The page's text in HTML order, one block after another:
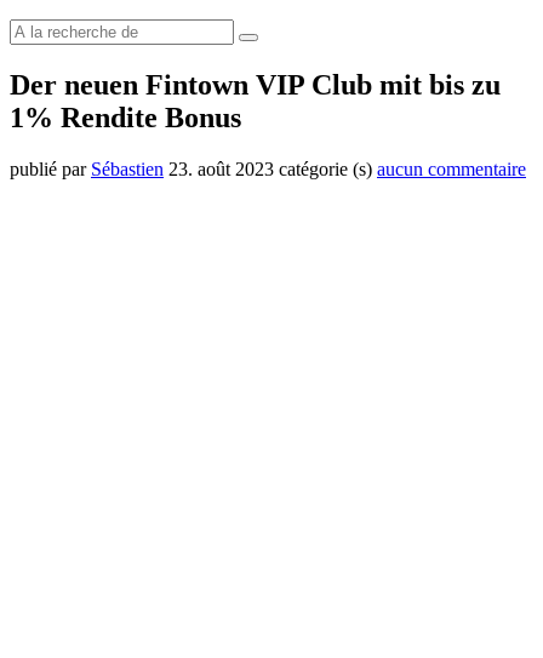
Der neuen Fintown VIP Club mit bis zu
1% Rendite Bonus
publié par Sébastien 23. août 2023 catégorie (s) aucun commentaire